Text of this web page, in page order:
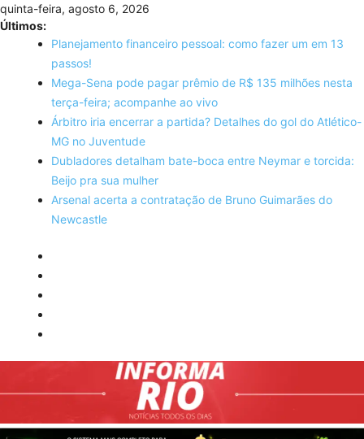
Skip
to
content
quinta-feira, agosto 6, 2026
Últimos:
Planejamento financeiro pessoal: como fazer um em 13
passos!
Mega-Sena pode pagar prêmio de R$ 135 milhões nesta
terça-feira; acompanhe ao vivo
Árbitro iria encerrar a partida? Detalhes do gol do Atlético-
MG no Juventude
Dubladores detalham bate-boca entre Neymar e torcida:
Beijo pra sua mulher
Arsenal acerta a contratação de Bruno Guimarães do
Newcastle